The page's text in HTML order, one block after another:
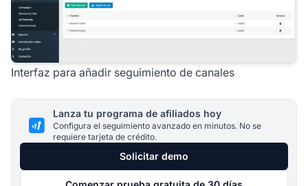
Interfaz para añadir seguimiento de canales
Lanza tu programa de afiliados hoy
Configura el seguimiento avanzado en minutos. No se
requiere tarjeta de crédito.
Solicitar demo